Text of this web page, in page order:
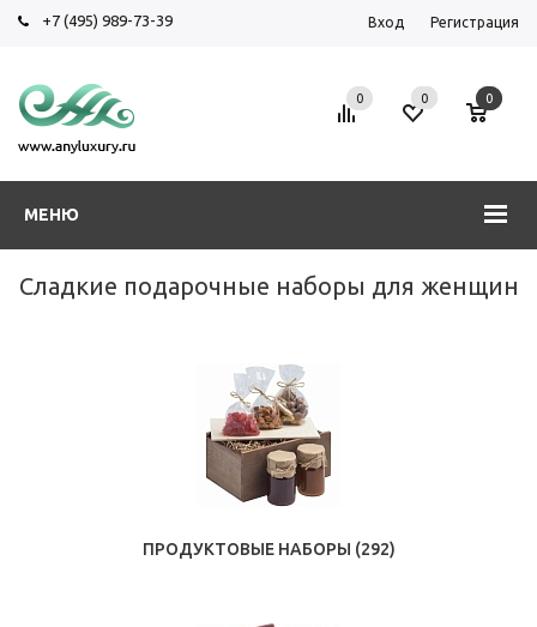
+7 (495) 989-73-39 Вход Регистрация
МЕНЮ
0 0 0
Сладкие подарочные наборы для женщин
ПРОДУКТОВЫЕ НАБОРЫ (292)